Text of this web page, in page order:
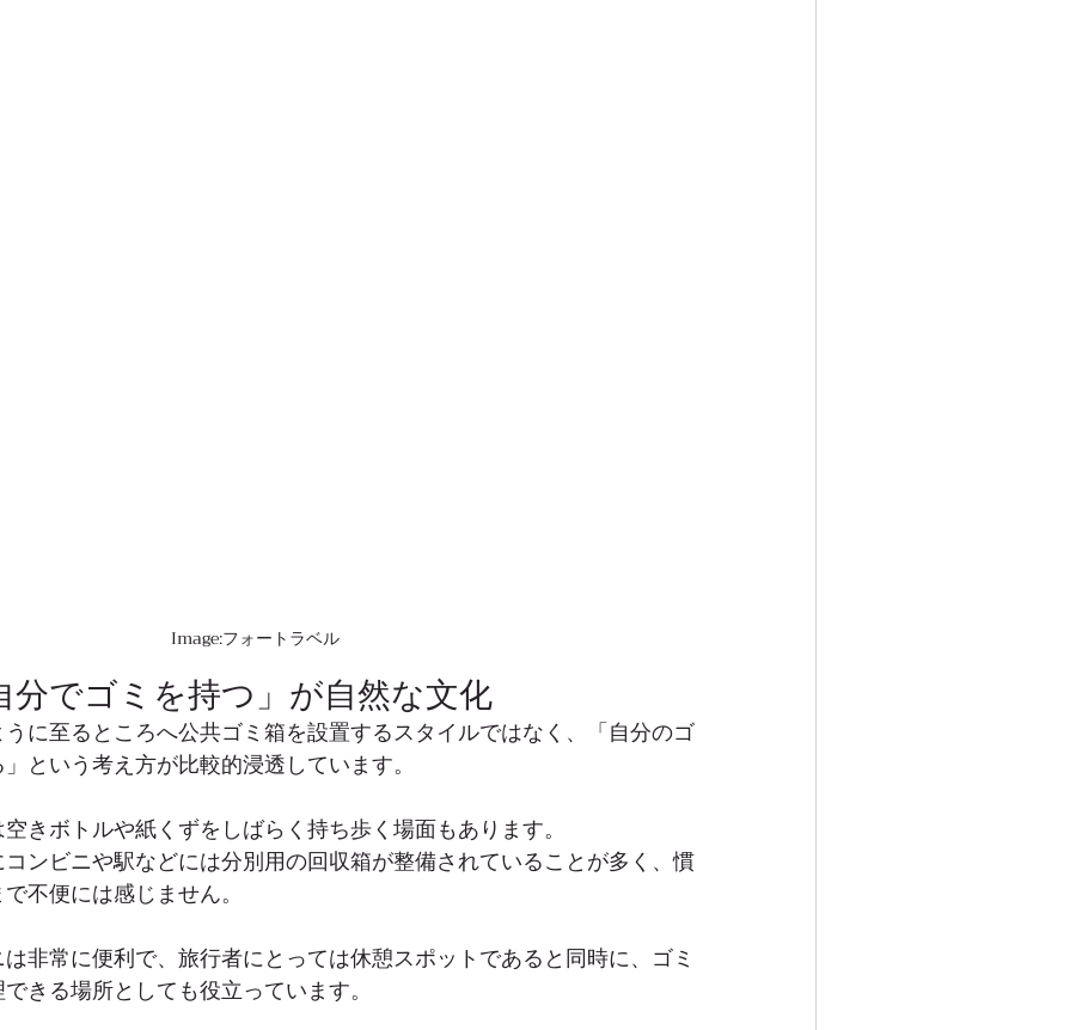
Image:フォートラベル
分でゴミを持つ」が自然な文化
に至るところへ公共ゴミ箱を設置するスタイルではなく、「自分のゴ
という考え方が比較的浸透しています。
きボトルや紙くずをしばらく持ち歩く場面もあります。
ンビニや駅などには分別用の回収箱が整備されていることが多く、慣
不便には感じません。
非常に便利で、旅行者にとっては休憩スポットであると同時に、ゴミ
きる場所としても役立っています。